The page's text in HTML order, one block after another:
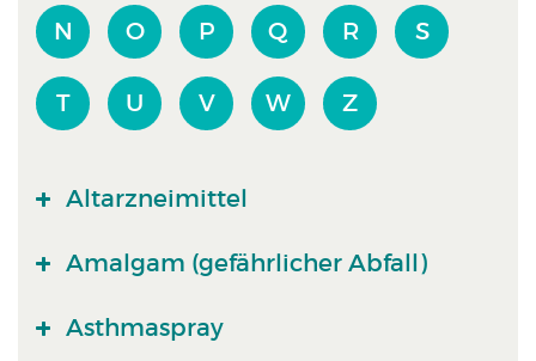
N O P Q R S
T U V W Z
Altarzneimittel
Amalgam (gefährlicher Abfall)
Asthmaspray